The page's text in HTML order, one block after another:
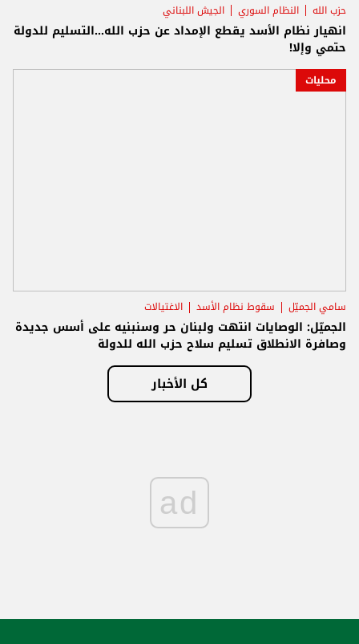
حزب الله النظام السوري الجيش اللبناني
انهيار نظام الأسد يقطع الإمداد عن حزب الله...التسليم للدولة
حتمي وإلا!
محليات
سامي الجميّل سقوط نظام الأسد الاغتيالات
الجميّل: الوصايات انتهت ولبنان حر وسنبنيه على أسس جديدة
وصافرة الانطلاق تسليم سلاح حزب الله للدولة
كل الأخبار
ad